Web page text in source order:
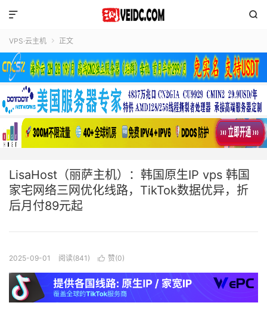


VPS·云主机  正文
LisaHost（丽萨主机）：韩国原生IP vps 韩国
家宅网络三网优化线路，TikTok数据优异，折
后月付89元起
2025-09-01 阅读(841)  赞(0)